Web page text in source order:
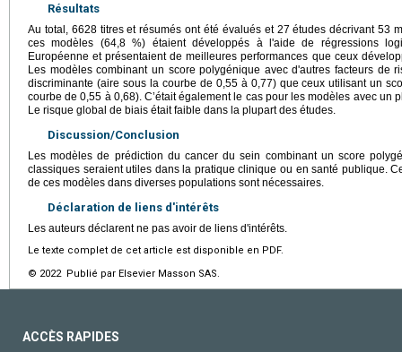
Résultats
Au total, 6628 titres et résumés ont été évalués et 27 études décrivant 53
ces modèles (64,8 %) étaient développés à l'aide de régressions
Européenne et présentaient de meilleures performances que ceux
Les modèles combinant un score polygénique avec d'autres facteurs de
discriminante (aire sous la courbe de 0,55 à 0,77) que ceux utilisant un
courbe de 0,55 à 0,68). C’était également le cas pour les modèles avec un
Le risque global de biais était faible dans la plupart des études.
Discussion/Conclusion
Les modèles de prédiction du cancer du sein combinant un score
classiques seraient utiles dans la pratique clinique ou en santé publique.
de ces modèles dans diverses populations sont nécessaires.
Déclaration de liens d'intérêts
Les auteurs déclarent ne pas avoir de liens d'intérêts.
Le texte complet de cet article est disponible en PDF.
© 2022 Publié par Elsevier Masson SAS.
ACCÈS RAPIDES